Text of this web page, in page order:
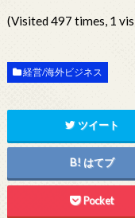
(Visited 497 times, 1
経営/海外ビジネス
ツイート
はてブ
Pocket